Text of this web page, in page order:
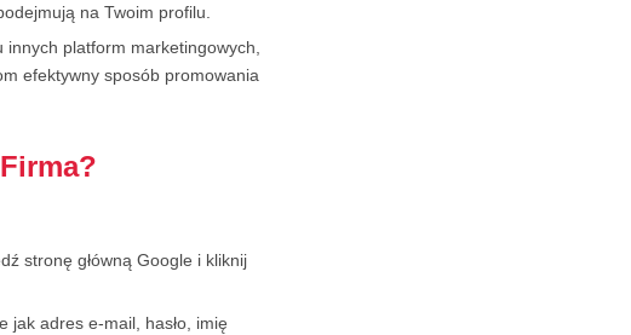
na Twoim profilu.
platform marketingowych,
efektywny sposób promowania
stronę główną Google i kliknij
jak adres e-mail, hasło, imię